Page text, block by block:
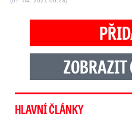
HLAVNÍ ČLÁNKY